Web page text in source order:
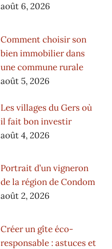
août 6, 2026
Comment choisir son
bien immobilier dans
une commune rurale
août 5, 2026
Les villages du Gers où
il fait bon investir
août 4, 2026
Portrait d’un vigneron
de la région de Condom
août 2, 2026
Créer un gîte éco-
responsable : astuces et